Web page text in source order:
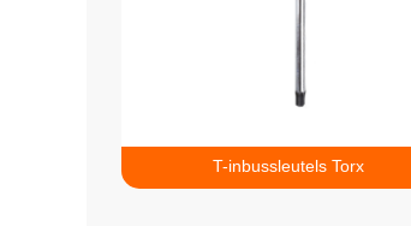
T-inbussleutels Torx